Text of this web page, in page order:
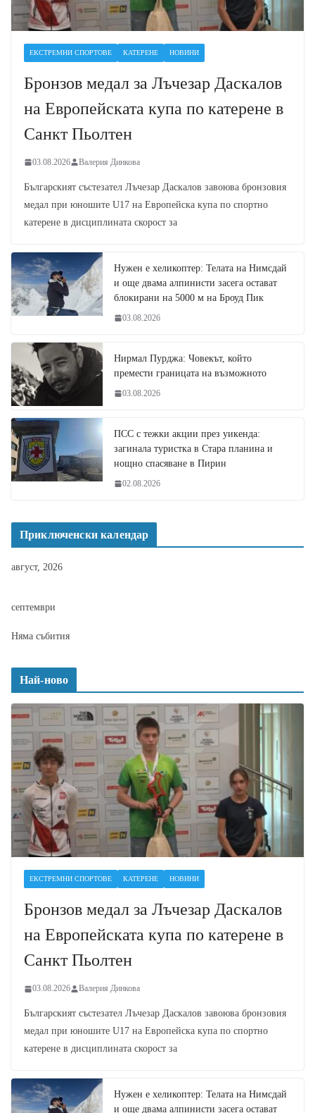
ЕКСТРЕМНИ СПОРТОВЕ КАТЕРЕНЕ НОВИНИ
Бронзов медал за Лъчезар Даскалов
на Европейската купа по катерене в
Санкт Пьолтен
03.08.2026 Валерия Динкова
Българският състезател Лъчезар Даскалов завоюва бронзовия
медал при юношите U17 на Европейска купа по спортно
катерене в дисциплината скорост за
Нужен е хеликоптер: Телата на Нимсдай
и още двама алпинисти засега остават
блокирани на 5000 м на Броуд Пик
03.08.2026
Нирмал Пурджа: Човекът, който
премести границата на възможното
03.08.2026
ПСС с тежки акции през уикенда:
загинала туристка в Стара планина и
нощно спасяване в Пирин
02.08.2026
Приключенски календар
август, 2026
септември
Няма събития
Най-ново
ЕКСТРЕМНИ СПОРТОВЕ КАТЕРЕНЕ НОВИНИ
Бронзов медал за Лъчезар Даскалов
на Европейската купа по катерене в
Санкт Пьолтен
03.08.2026 Валерия Динкова
Българският състезател Лъчезар Даскалов завоюва бронзовия
медал при юношите U17 на Европейска купа по спортно
катерене в дисциплината скорост за
Нужен е хеликоптер: Телата на Нимсдай
и още двама алпинисти засега остават